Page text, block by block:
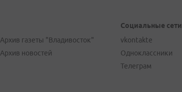
Архив газеты "Владивосток"
Архив новостей
Социальные сети
vkontakte
Одноклассники
Телеграм